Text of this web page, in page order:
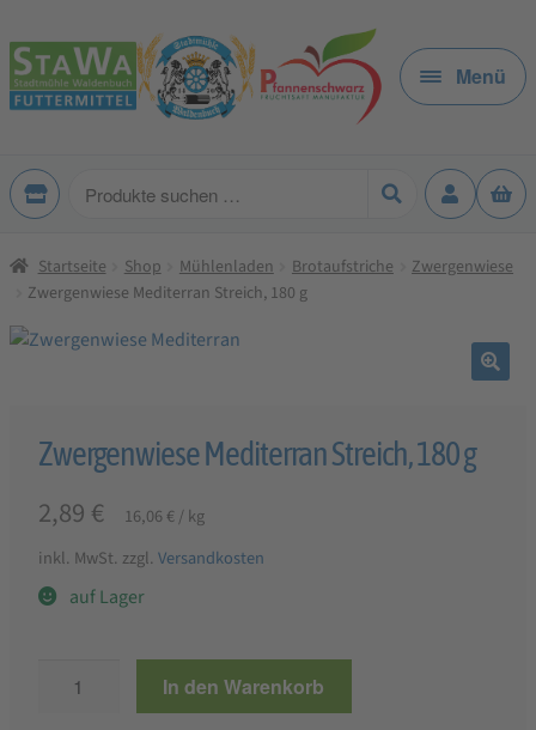
Zur
Navigation
springen
Zum
Inhalt
springen
Menü
Produkte
Startseite Shop Mühlenladen Brotaufstriche
Zwergenwiese
Zwergenwiese Mediterran Streich, 180 g
Zwergenwiese Mediterran Streich, 180 g
2,89 € 16,06 €/kg
inkl. MwSt. zzgl. Versandkosten
auf Lager
Mediterran
In den Warenkorb